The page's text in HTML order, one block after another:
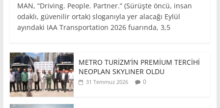
MAN, “Driving. People. Partner.” (Sürüşte öncü, insan
odaklı, güvenilir ortak) sloganıyla yer alacağı Eylül
ayındaki IAA Transportation 2026 fuarında, 3,5
METRO TURİZM’İN PREMİUM TERCİHİ
NEOPLAN SKYLINER OLDU
31 Temmuz 2026 0